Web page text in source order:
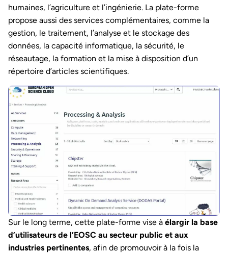
humaines, l’agriculture et l’ingénierie. La plate-forme
propose aussi des services complémentaires, comme la
gestion, le traitement, l’analyse et le stockage des
données, la capacité informatique, la sécurité, le
réseautage, la formation et la mise à disposition d’un
répertoire d’articles scientifiques.
Sur le long terme, cette plate-forme vise à élargir la base
d’utilisateurs de l’EOSC au secteur public et aux
industries pertinentes, afin de promouvoir à la fois la